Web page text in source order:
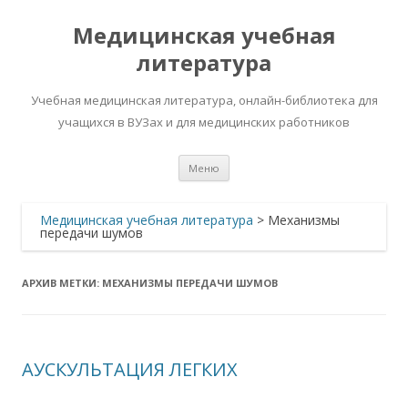
Медицинская учебная
литература
Учебная медицинская литература, онлайн-библиотека для
учащихся в ВУЗах и для медицинских работников
Меню
Медицинская учебная литература > Механизмы
передачи шумов
АРХИВ МЕТКИ: МЕХАНИЗМЫ ПЕРЕДАЧИ ШУМОВ
АУСКУЛЬТАЦИЯ ЛЕГКИХ